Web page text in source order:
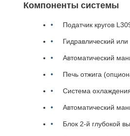
Компоненты системы
Податчик кругов
Гидравлический
Автоматический
Печь отжига
Система
Автоматический
Блок 2-й глубокой